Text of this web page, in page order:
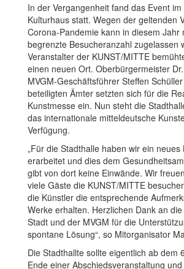
In der Vergangenheit fand das Event im
Kulturhaus statt. Wegen der geltenden
Corona-Pandemie kann in diesem Jahr
begrenzte Besucheranzahl zugelassen
Veranstalter der KUNST/MITTE
einen neuen Ort. Oberbürgermeister
MVGM-Geschäftsführer Steffen
beteiligten Ämter setzten sich für die
Kunstmesse ein. Nun steht die
das internationale mitteldeutsche
Verfügung.
„Für die Stadthalle haben wir ein
erarbeitet und dies dem
gibt von dort keine Einwände. Wir
viele Gäste die KUNST/MITTE
die Künstler die entsprechende
Werke erhalten. Herzlichen Dank an
Stadt und der MVGM für die
spontane Lösung“, so Mitorganisator
Die Stadthallte sollte eigentlich ab dem
Ende einer Abschiedsveranstaltung